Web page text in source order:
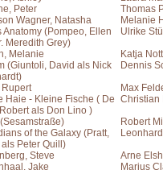
Peter
Thomas
Wagner, Natasha
Melanie
Anatomy (Pompeo, Ellen
Meredith Grey)
Ulrike
Melanie
Katja
(Giuntoli, David als Nick
Dennis
Rupert
Max
Haie - Kleine Fische ( De
als Don Lino )
Christian
Robert
of the Galaxy (Pratt,
Peter Quill)
Steve
Arne
Jake
Marius